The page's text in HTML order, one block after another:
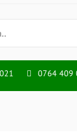
0764 409